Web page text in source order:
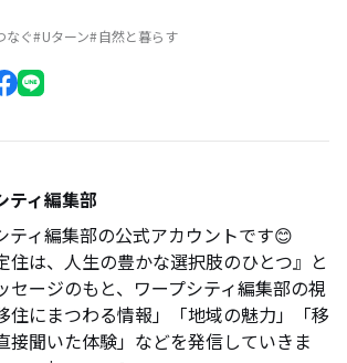
なぐ Uターン 自然と暮らす
ティ編集部
ティ編集部の公式アカウントです😊
住は、人生の豊かな選択肢のひとつ』と
セージのもと、ワープシティ編集部の視
住にまつわる情報」「地域の魅力」「移
接聞いた体験」などを発信していきま